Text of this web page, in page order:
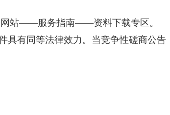
网站——服务指南——资料下载专区。
具有同等法律效力。当竞争性磋商公告